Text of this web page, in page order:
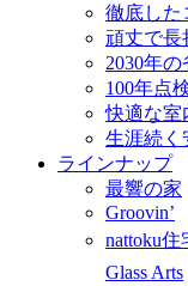
徹底した
頑丈で長
2030年
100年点
快適な室
生涯続く
ラインナップ
最響の家
Groovin’
nattoku
Glass Arts